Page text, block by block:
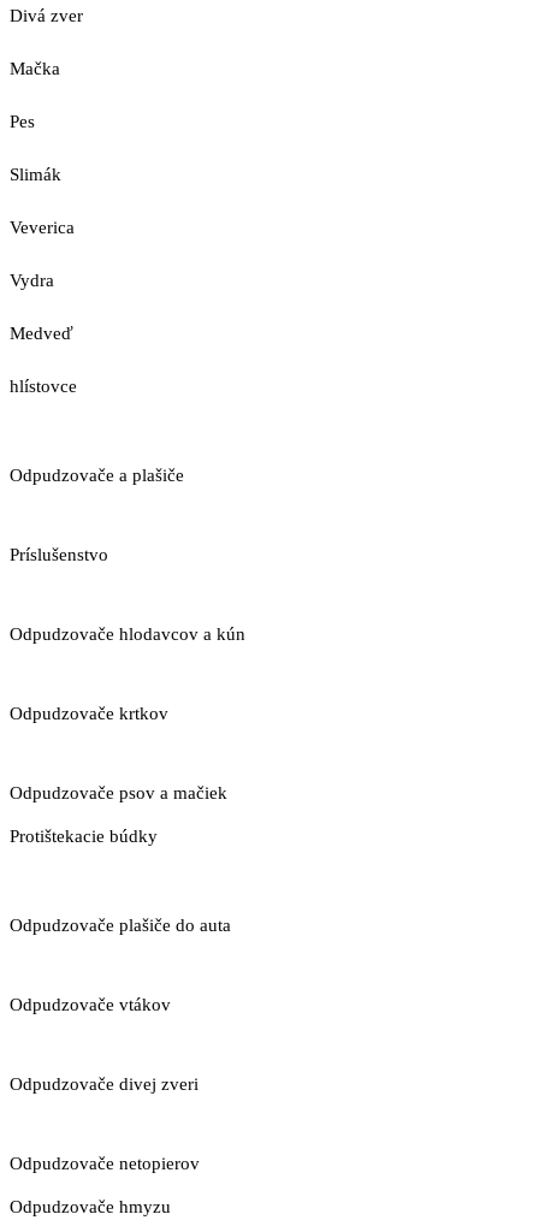
Divá zver
Mačka
Pes
Slimák
Veverica
Vydra
Medveď
hlístovce
Odpudzovače a plašiče
Príslušenstvo
Odpudzovače hlodavcov a kún
Odpudzovače krtkov
Odpudzovače psov a mačiek
Protištekacie búdky
Odpudzovače plašiče do auta
Odpudzovače vtákov
Odpudzovače divej zveri
Odpudzovače netopierov
Odpudzovače hmyzu